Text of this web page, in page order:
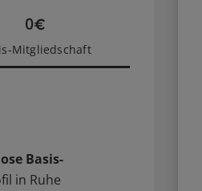
Mitgliedschaft
Basis-
in Ruhe